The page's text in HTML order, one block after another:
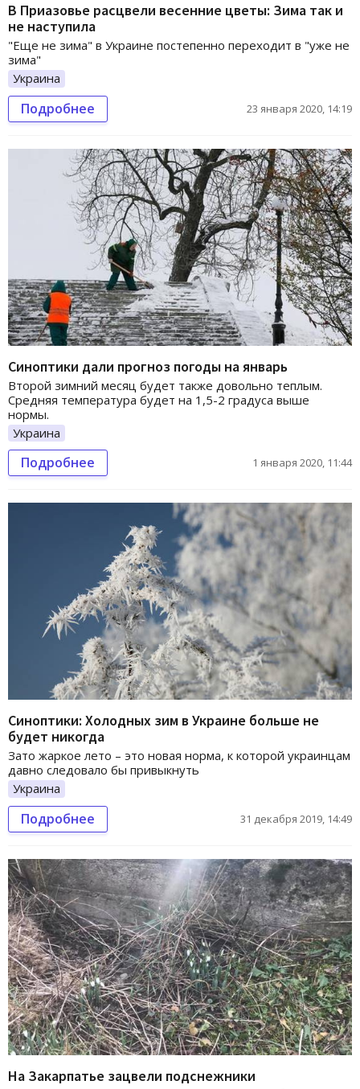
В Приазовье расцвели весенние цветы: Зима так и
не наступила
"Еще не зима" в Украине постепенно переходит в "уже не
зима"
Украина
Подробнее 23 января 2020, 14:19
Синоптики дали прогноз погоды на январь
Второй зимний месяц будет также довольно теплым.
Средняя температура будет на 1,5-2 градуса выше
нормы.
Украина
Подробнее 1 января 2020, 11:44
Синоптики: Холодных зим в Украине больше не
будет никогда
Зато жаркое лето – это новая норма, к которой украинцам
давно следовало бы привыкнуть
Украина
Подробнее 31 декабря 2019, 14:49
На Закарпатье зацвели подснежники